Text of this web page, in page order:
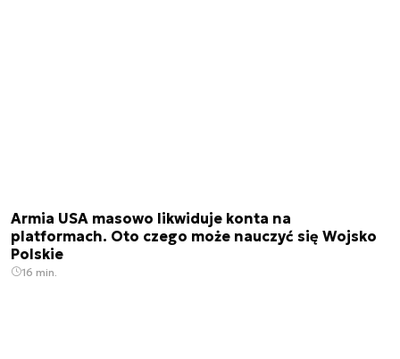
Armia USA masowo likwiduje konta na
platformach. Oto czego może nauczyć się Wojsko
Polskie
16 min.